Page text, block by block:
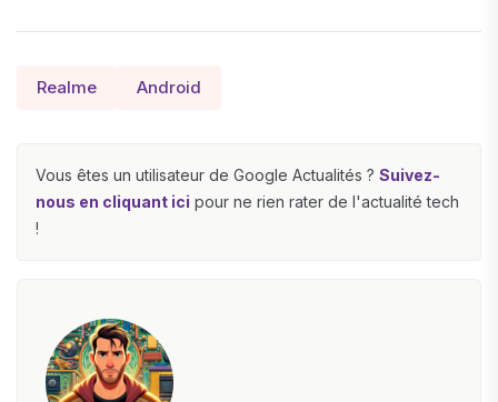
Realme Android
Vous êtes un utilisateur de Google Actualités ? Suivez-
nous en cliquant ici pour ne rien rater de l'actualité tech
!